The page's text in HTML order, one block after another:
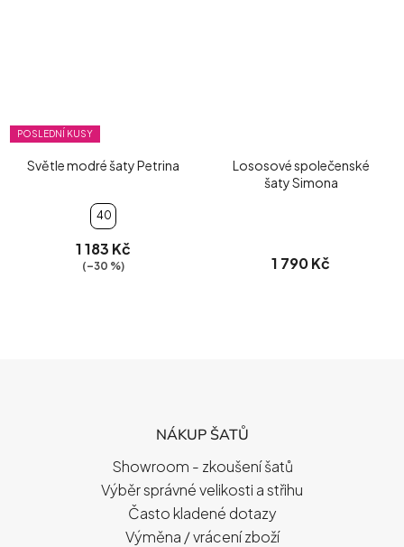
POSLEDNÍ KUSY
Světle modré šaty Petrina
40
1 183 Kč
(–30 %)
Lososové společenské
šaty Simona
1 790 Kč
NÁKUP ŠATŮ
Showroom - zkoušení šatů
Výběr správné velikosti a střihu
Často kladené dotazy
Výměna / vrácení zboží